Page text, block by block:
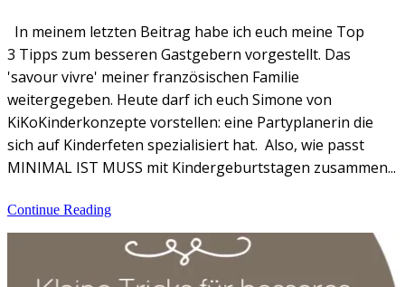
In meinem letzten Beitrag habe ich euch meine Top
3 Tipps zum besseren Gastgebern vorgestellt. Das
'savour vivre' meiner französischen Familie
weitergegeben. Heute darf ich euch Simone von
KiKoKinderkonzepte vorstellen: eine Partyplanerin die
sich auf Kinderfeten spezialisiert hat. Also, wie passt
MINIMAL IST MUSS mit Kindergeburtstagen zusammen...
Continue Reading